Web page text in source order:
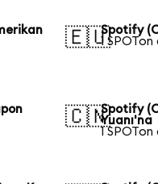
🇪🇺Spotify
1
🇨🇳Spotify
Yuanı'na
1